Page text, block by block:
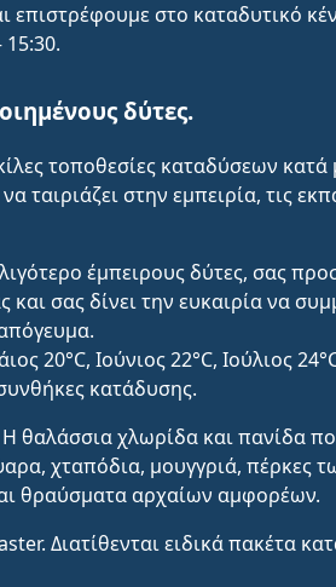
στο καταδυτικό
15:30.
δύτες.
τοποθεσίες καταδύσεων κατά
στην εμπειρία, τις
έμπειρους δύτες, σας
σας δίνει την ευκαιρία να
20°C, Ιούνιος 22°C, Ιούλιος
κατάδυσης.
θαλάσσια χλωρίδα και πανίδα
χταπόδια, μουγγριά, πέρκες
θραύσματα αρχαίων αμφορέων.
Διατίθενται ειδικά πακέτα